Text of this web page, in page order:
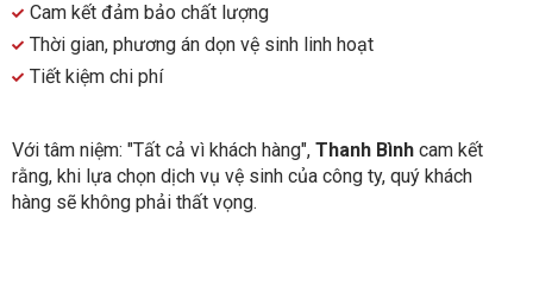
Cam kết đảm bảo chất lượng
Thời gian, phương án dọn vệ sinh linh hoạt
Tiết kiệm chi phí
Với tâm niệm: "Tất cả vì khách hàng", Thanh Bình cam kết
rằng, khi lựa chọn dịch vụ vệ sinh của công ty, quý khách
hàng sẽ không phải thất vọng.